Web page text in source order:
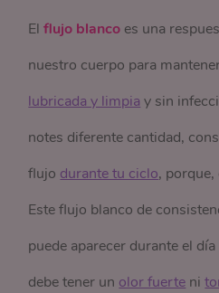
Elflujo blanco es una
nuestro cuerpo para
lubricada y limpia y sin
notes diferente cantidad,
flujo durante tu ciclo, porque,
Este flujo blanco de
puede aparecer durante el
debe tener un olor fuerte ni